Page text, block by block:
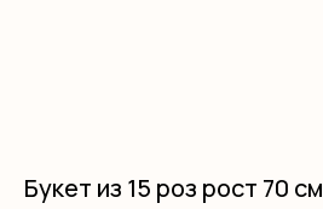
Букет из 15 роз рост 70 см